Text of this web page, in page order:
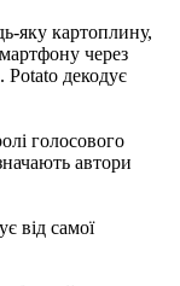
яку картоплину,
через
Potato декодує
голосового
автори
від самої